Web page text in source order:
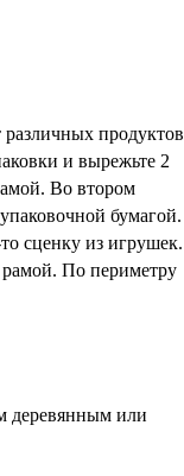
продуктов
и вырежьте 2
Во втором
бумагой.
сценку из игрушек.
По периметру
деревянным или